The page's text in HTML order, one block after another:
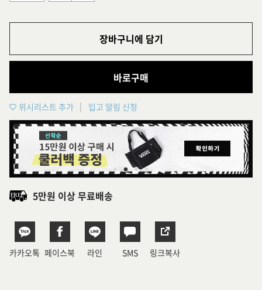
장바구니에 담기
바로구매
위시리스트 추가 입고 알림 신청
5만원 이상 무료배송
카카오톡 페이스북 라인 SMS 링크복사